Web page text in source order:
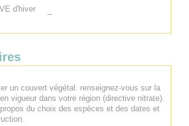
d'hiver
--
un couvert végétal. renseignez-vous sur la
vigueur dans votre région (directive nitrate).
du choix des espèces et des dates et